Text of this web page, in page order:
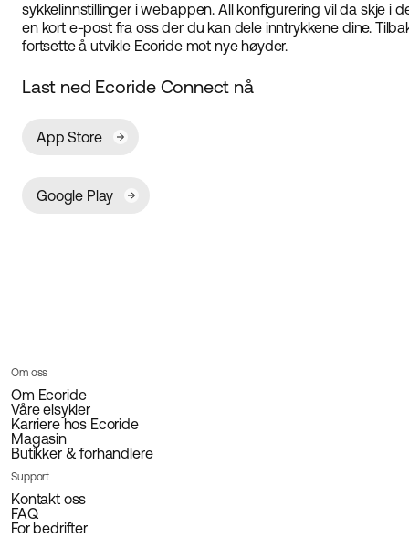
sykkelinnstillinger i webappen. All konfigurering vil da skje i
en kort e-post fra oss der du kan dele inntrykkene dine.
fortsette å utvikle Ecoride mot nye høyder.
Last ned Ecoride Connect nå
App Store
Google Play
Om oss
Om Ecoride
Våre elsykler
Karriere hos Ecoride
Magasin
Butikker & forhandlere
Support
Kontakt oss
FAQ
For bedrifter